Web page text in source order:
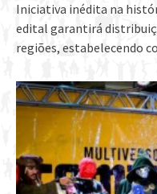
Iniciativa inédita na
edital garantirá
regiões, estabelecendo